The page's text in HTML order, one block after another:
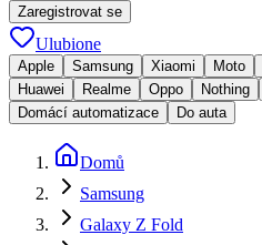
Zaregistrovat se
Ulubione
Apple Samsung Xiaomi Moto
Huawei
Realme Oppo Nothing
Domácí automatizace
Do auta
Domů
Samsung
Galaxy Z Fold